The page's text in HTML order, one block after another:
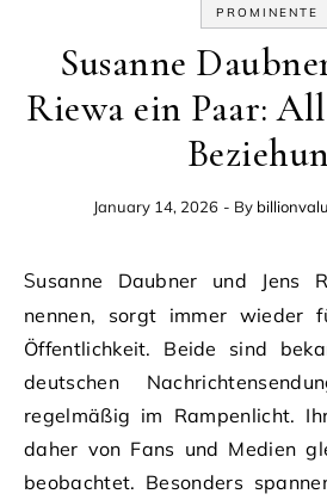
PROMINENTE
Susanne
Riewa ein Paar:
January 14, 2026 - By
Susanne Daubner und Jens Riewa ein Paar zu
nennen, sorgt immer wieder
Öffentlichkeit. Beide sind
deutschen
regelmäßig im Rampenlicht.
daher von Fans und Medien
beobachtet. Besonders